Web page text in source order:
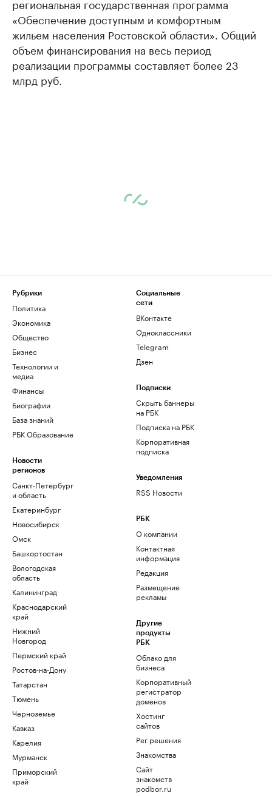
региональная государственная программа
«Обеспечение доступным и комфортным
жильем населения Ростовской области». Общий
объем финансирования на весь период
реализации программы составляет более 23
млрд руб.
Рубрики
Политика
Экономика
Общество
Бизнес
Технологии и
медиа
Финансы
Биографии
База знаний
РБК Образование
Новости
регионов
Санкт-Петербург
и область
Екатеринбург
Новосибирск
Омск
Башкортостан
Вологодская
область
Калининград
Краснодарский
край
Нижний
Новгород
Пермский край
Ростов-на-Дону
Татарстан
Тюмень
Черноземье
Кавказ
Карелия
Мурманск
Приморский
край
Социальные
сети
ВКонтакте
Одноклассники
Telegram
Дзен
Подписки
Скрыть баннеры
на РБК
Подписка на РБК
Корпоративная
подписка
Уведомления
RSS Новости
РБК
О компании
Контактная
информация
Редакция
Размещение
рекламы
Другие
продукты
РБК
Облако для
бизнеса
Корпоративный
регистратор
доменов
Хостинг
сайтов
Рег.решения
Знакомства
Сайт
знакомств
podbor.ru